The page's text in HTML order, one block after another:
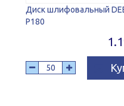
Диск шлифовальный
P180